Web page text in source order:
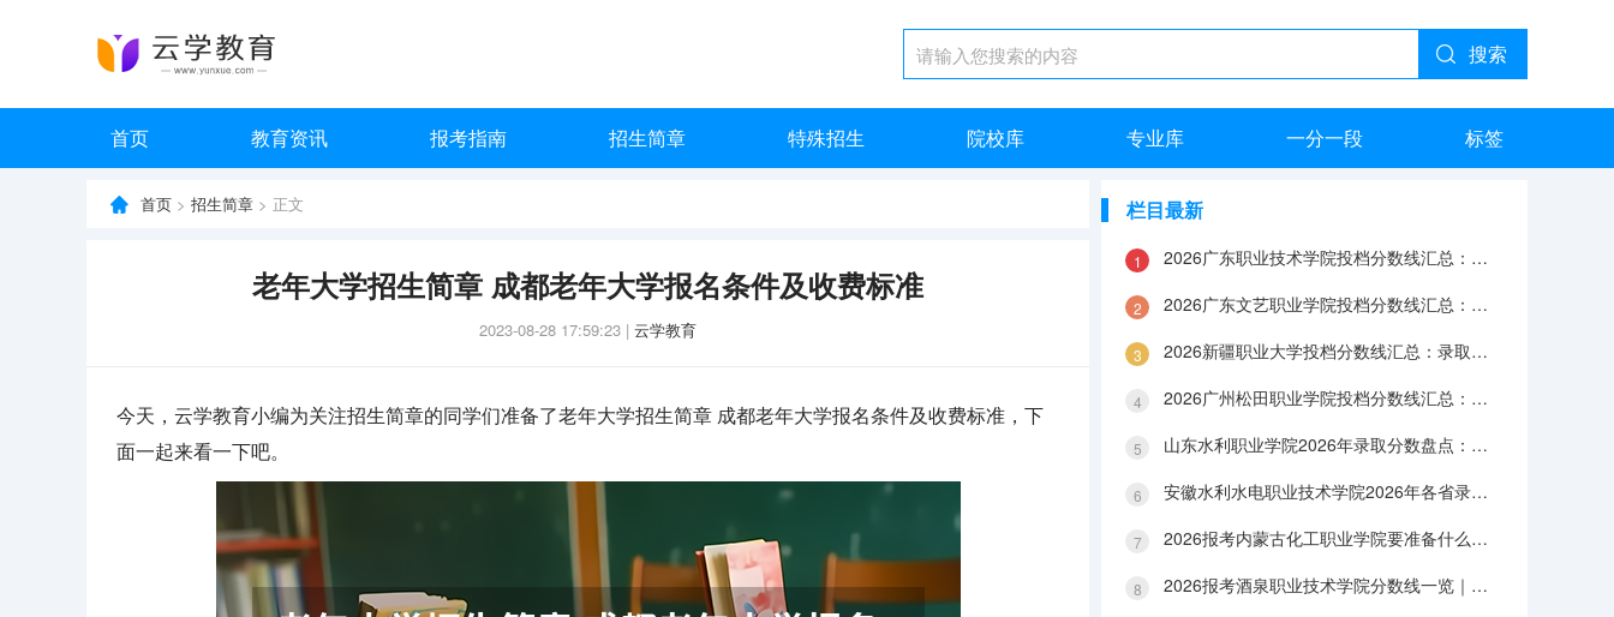
搜索
首页 教育资讯 报考指南 招生简章 特殊招生 院校库 专业库 一分一段 标签
首页 > 招生简章 > 正文
老年大学招生简章 成都老年大学报名条件及收费标准
2023-08-28 17:59:23 | 云学教育
今天，云学教育小编为关注招生简章的同学们准备了老年大学招生简章 成都老年大学报名条件及收费标准，下
面一起来看一下吧。
栏目最新
2026广东职业技术学院投档分数线汇总：录取分数、报到与就业数据
2026广东文艺职业学院投档分数线汇总：录取分数、报到与就业数据
2026新疆职业大学投档分数线汇总：录取分数、报到与就业数据
2026广州松田职业学院投档分数线汇总：录取分数、报到与就业数据
山东水利职业学院2026年录取分数盘点：宿舍、费用、就业与FAQ
安徽水利水电职业技术学院2026年各省录取分数：报到手续、费用与就业数据
2026报考内蒙古化工职业学院要准备什么？分数线与入学全攻略
2026报考酒泉职业技术学院分数线一览｜手续办理与FAQ解答